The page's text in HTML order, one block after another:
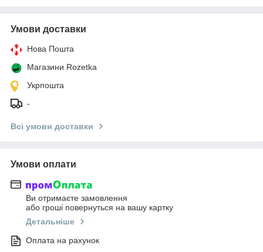
Умови доставки
Нова Пошта
Магазини Rozetka
Укрпошта
-
Всі умови доставки
Умови оплати
Ви отримаєте замовлення
або гроші повернуться на вашу картку
Детальніше
Оплата на рахунок